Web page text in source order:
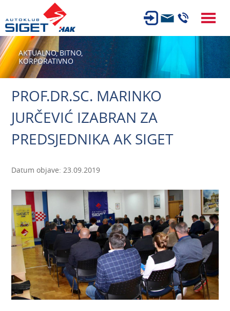
ČLANSTVO
TEHNIČKI PREGLED
AUTOSERVIS
USLUGE
NOVOSTI
AUTOŠKOLA
AKTUALNO,BITNO,
KORPORATIVNO
PROF.DR.SC. MARINKO
JURČEVIĆ IZABRAN ZA
PREDSJEDNIKA AK SIGET
Datum objave: 23.09.2019